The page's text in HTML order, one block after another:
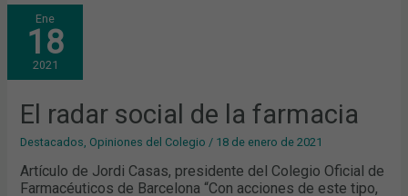
Ene
18
2021
El radar social de la farmacia
Destacados Opiniones del Colegio / 18 de enero de 2021
Artículo de Jordi Casas, presidente del Colegio Oficial de
Farmacéuticos de Barcelona “Con acciones de este tipo,
EL
RADAR
SOCIAL
DE
LA
FARMACIA